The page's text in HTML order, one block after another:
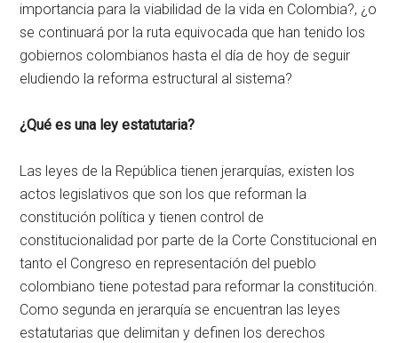
importancia para la viabilidad de la vida en Colombia?, ¿o
se continuará por la ruta equivocada que han tenido los
gobiernos colombianos hasta el día de hoy de seguir
eludiendo la reforma estructural al sistema?
¿Qué es una ley estatutaria?
Las leyes de la República tienen jerarquías, existen los
actos legislativos que son los que reforman la
constitución política y tienen control de
constitucionalidad por parte de la Corte Constitucional en
tanto el Congreso en representación del pueblo
colombiano tiene potestad para reformar la constitución.
Como segunda en jerarquía se encuentran las leyes
estatutarias que delimitan y definen los derechos